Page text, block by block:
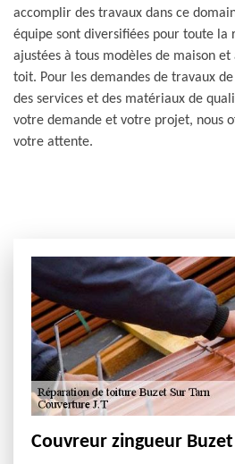
accomplir des travaux dans ce
équipe sont diversifiées pour toute la
ajustées à tous modèles de maison
toit. Pour les demandes de travaux
des services et des matériaux de
votre demande et votre projet, nous
votre attente.
Couvreur zingueur Buzet